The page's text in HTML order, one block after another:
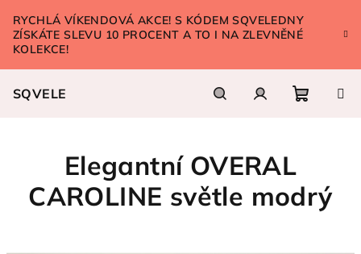
obsah
RYCHLÁ VÍKENDOVÁ AKCE! S KÓDEM SQVELEDNY
ZÍSKÁTE SLEVU 10 PROCENT A TO I NA ZLEVNĚNÉ
KOLEKCE!
SQVELE
Elegantní OVERAL
CAROLINE světle modrý